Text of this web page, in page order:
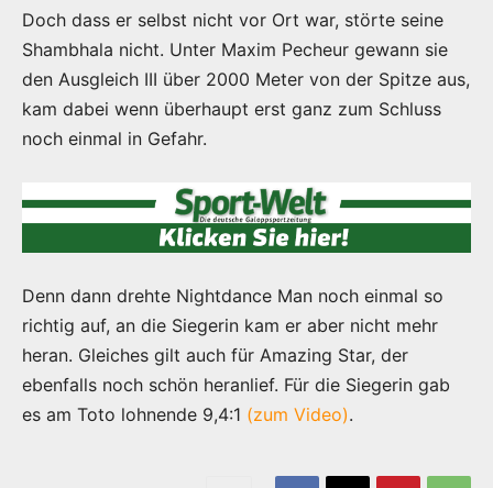
Doch dass er selbst nicht vor Ort war, störte seine
Shambhala nicht. Unter Maxim Pecheur gewann sie
den Ausgleich III über 2000 Meter von der Spitze aus,
kam dabei wenn überhaupt erst ganz zum Schluss
noch einmal in Gefahr.
Denn dann drehte Nightdance Man noch einmal so
richtig auf, an die Siegerin kam er aber nicht mehr
heran. Gleiches gilt auch für Amazing Star, der
ebenfalls noch schön heranlief. Für die Siegerin gab
es am Toto lohnende 9,4:1 (zum Video).